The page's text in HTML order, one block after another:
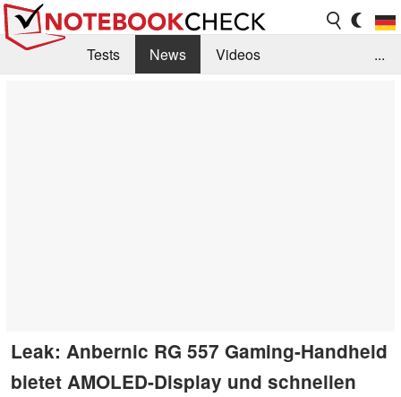
Tests News
Videos
...
Leak: Anbernic RG 557 Gaming-Handheld
bietet AMOLED-Display und schnellen